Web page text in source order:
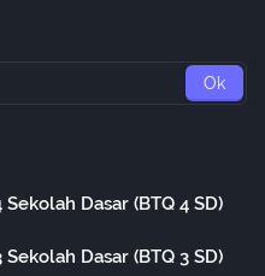
Dasar (BTQ 4 SD)
Dasar (BTQ 3 SD)